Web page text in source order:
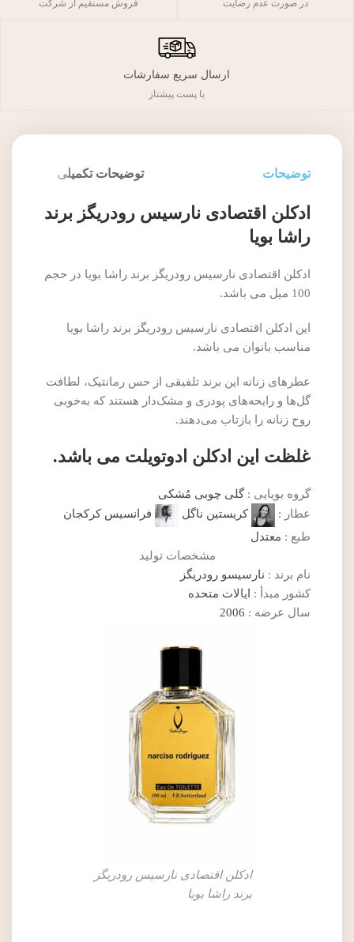
در صورت عدم رضایت فروش مستقیم از شرکت
ارسال سریع سفارشات
با پست پیشتاز
توضیحات توضیحات تکمیلی
ادکلن اقتصادی نارسیس رودریگز برند
راشا بویا
ادکلن اقتصادی نارسیس رودریگز برند راشا بویا در حجم
100 میل می باشد.
این ادکلن اقتصادی نارسیس رودریگز برند راشا بویا
مناسب بانوان می باشد.
عطرهای زنانه این برند تلفیقی از حس رمانتیک، لطافت
گل‌ها و رایحه‌های پودری و مشک‌دار هستند که به‌خوبی
روح زنانه را بازتاب می‌دهند.
غلظت این ادکلن ادوتویلت می باشد.
گروه بویایی :گلی چوبی مُشکی
عطار :
کریستین ناگل
فرانسیس کرکجان
طبع : معتدل
مشخصات تولید
نام برند : نارسیسو رودریگز
کشور مبدأ :
ایالات متحده
سال عرضه : 2006
ادکلن اقتصادی نارسیس رودریگز
برند راشا بویا